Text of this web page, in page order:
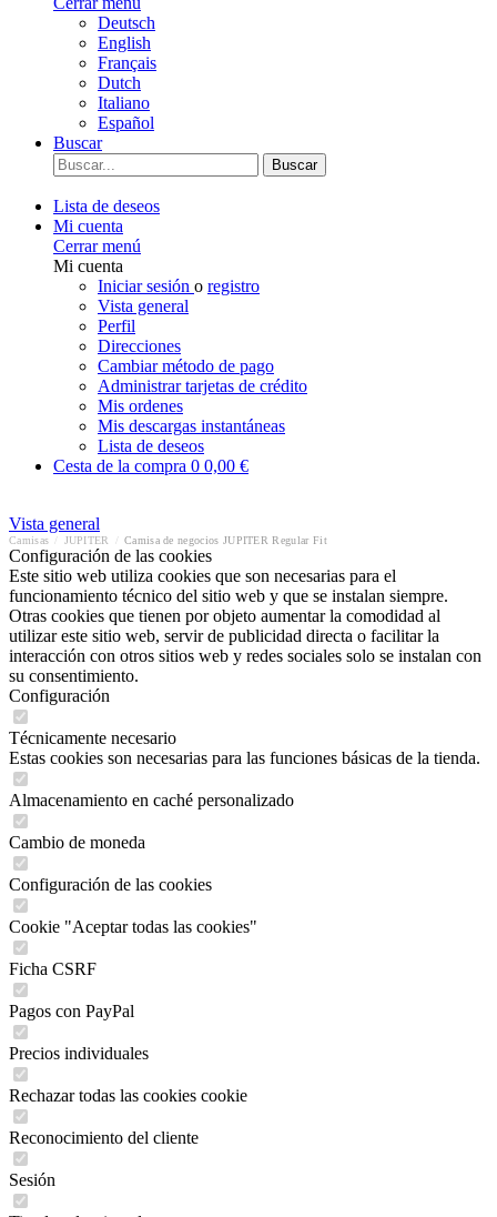
Deutsch
English
Français
Dutch
Italiano
Español
Buscar
Buscar
Lista de deseos
Mi cuenta
Cerrar menú
Mi cuenta
Iniciar sesión o registro
Vista general
Perfil
Direcciones
Cambiar método de pago
Administrar tarjetas de crédito
Mis ordenes
Mis descargas instantáneas
Lista de deseos
Cesta de la compra 0 0,00 €
Vista general
Camisas JUPITER Camisa de negocios JUPITER Regular Fit
Configuración de las cookies
Este sitio web utiliza cookies que son necesarias para el
funcionamiento técnico del sitio web y que se instalan siempre.
Otras cookies que tienen por objeto aumentar la comodidad al
utilizar este sitio web, servir de publicidad directa o facilitar la
interacción con otros sitios web y redes sociales solo se instalan con
su consentimiento.
Configuración
Técnicamente necesario
Estas cookies son necesarias para las funciones básicas de la tienda.
Almacenamiento en caché personalizado
Cambio de moneda
Configuración de las cookies
Cookie "Aceptar todas las cookies"
Ficha CSRF
Pagos con PayPal
Precios individuales
Rechazar todas las cookies cookie
Reconocimiento del cliente
Sesión